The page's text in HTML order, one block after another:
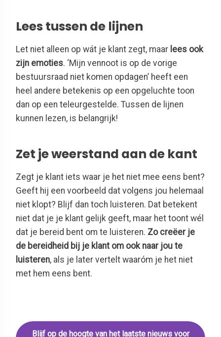
Lees tussen de lijnen
Let niet alleen op wát je klant zegt, maar lees ook
zijn emoties. ‘Mijn vennoot is op de vorige
bestuursraad niet komen opdagen’ heeft een
heel andere betekenis op een opgeluchte toon
dan op een teleurgestelde. Tussen de lijnen
kunnen lezen, is belangrijk!
Zet je weerstand aan de kant
Zegt je klant iets waar je het niet mee eens bent?
Geeft hij een voorbeeld dat volgens jou helemaal
niet klopt? Blijf dan toch luisteren. Dat betekent
niet dat je je klant gelijk geeft, maar het toont wél
dat je bereid bent om te luisteren. Zo creëer je
de bereidheid bij je klant om ook naar jou te
luisteren, als je later vertelt waaróm je het niet
met hem eens bent.
Blijf op de hoogte van het laatste nieuws voor